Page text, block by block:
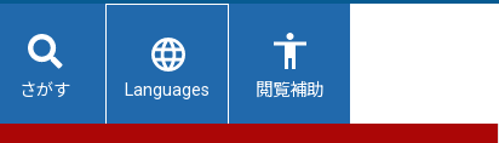
さがす Languages 閲覧補助